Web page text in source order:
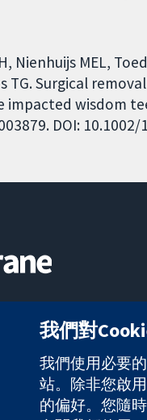
Nienhuijs MEL,
TG. Surgical
impacted wisdom
DOI:
is a charity (no.
我們對
我們使用必要
站。除非您啟
的偏好。您隨